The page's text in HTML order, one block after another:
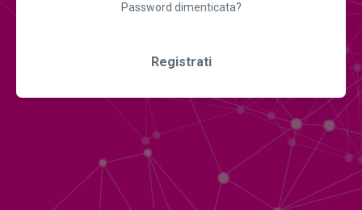
Password dimenticata?
Registrati